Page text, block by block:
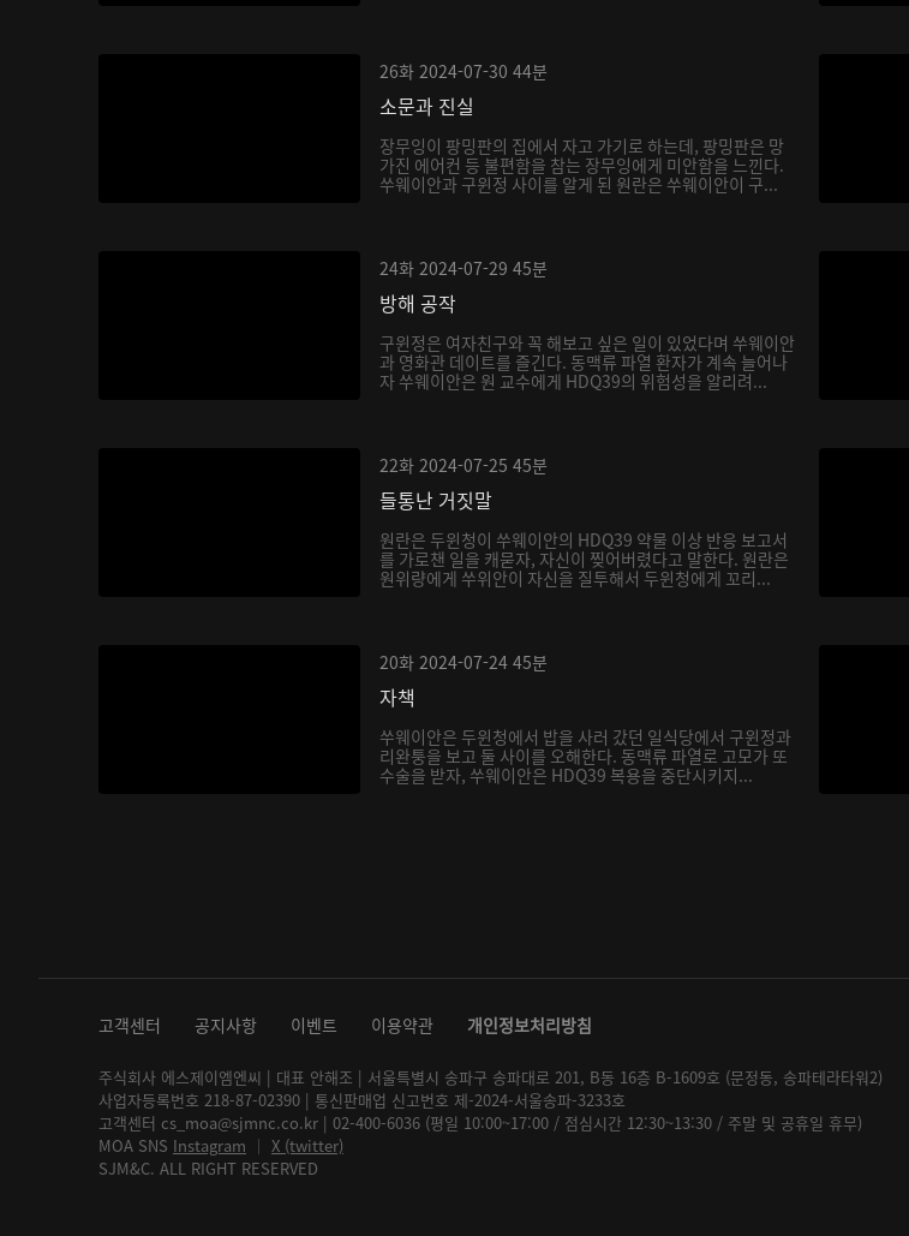
26화 2024-07-30 44분
소문과 진실
장무잉이 팡밍판의 집에서 자고 가기로 하는데, 팡밍판은 망
가진 에어컨 등 불편함을 참는 장무잉에게 미안함을 느낀다.
쑤웨이안과 구윈정 사이를 알게 된 원란은 쑤웨이안이 구...
24화 2024-07-29 45분
방해 공작
구윈정은 여자친구와 꼭 해보고 싶은 일이 있었다며 쑤웨이안
과 영화관 데이트를 즐긴다. 동맥류 파열 환자가 계속 늘어나
자 쑤웨이안은 원 교수에게 HDQ39의 위험성을 알리려...
22화 2024-07-25 45분
들통난 거짓말
원란은 두윈청이 쑤웨이안의 HDQ39 약물 이상 반응 보고서
를 가로챈 일을 캐묻자, 자신이 찢어버렸다고 말한다. 원란은
원위량에게 쑤위안이 자신을 질투해서 두윈청에게 꼬리...
20화 2024-07-24 45분
자책
쑤웨이안은 두윈청에서 밥을 사러 갔던 일식당에서 구윈정과
리완퉁을 보고 둘 사이를 오해한다. 동맥류 파열로 고모가 또
수술을 받자, 쑤웨이안은 HDQ39 복용을 중단시키지...
고객센터 공지사항 이벤트 이용약관 개인정보처리방침
주식회사 에스제이엠엔씨 | 대표 안해조 | 서울특별시 송파구 송파대로 201, B동 16층 B-1609호 (문정동, 송파테라타워2)
사업자등록번호 218-87-02390 | 통신판매업 신고번호 제-2024-서울송파-3233호
고객센터 cs_moa@sjmnc.co.kr | 02-400-6036 (평일 10:00~17:00 / 점심시간 12:30~13:30 / 주말 및 공휴일 휴무)
MOA SNS Instagram │ X (twitter)
SJM&C. ALL RIGHT RESERVED